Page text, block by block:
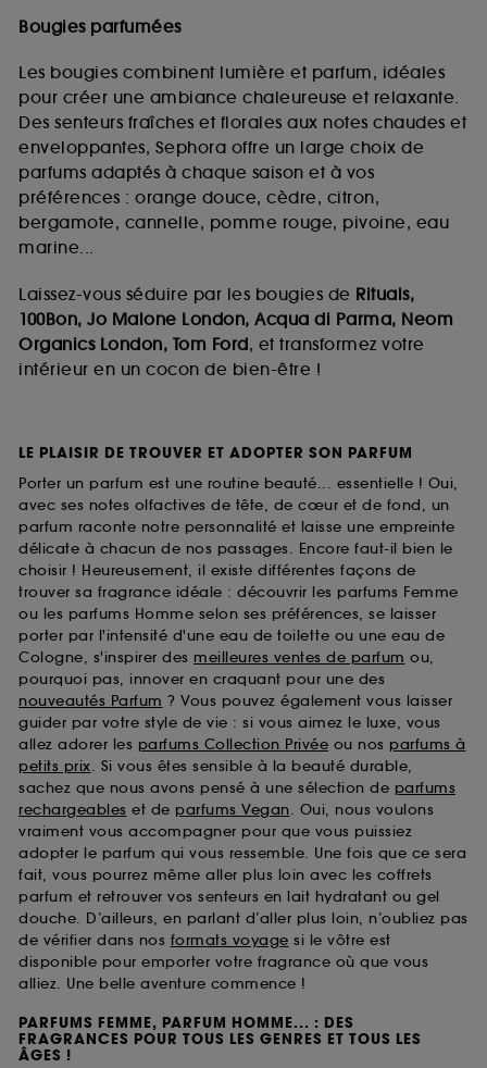
Bougies parfumées
Les bougies combinent lumière et parfum, idéales
pour créer une ambiance chaleureuse et relaxante.
Des senteurs fraîches et florales aux notes chaudes et
enveloppantes, Sephora offre un large choix de
parfums adaptés à chaque saison et à vos
préférences : orange douce, cèdre, citron,
bergamote, cannelle, pomme rouge, pivoine, eau
marine...
Laissez-vous séduire par les bougies de Rituals,
100Bon, Jo Malone London, Acqua di Parma, Neom
Organics London, Tom Ford, et transformez votre
intérieur en un cocon de bien-être !
LE PLAISIR DE TROUVER ET ADOPTER SON PARFUM
Porter un parfum est une routine beauté... essentielle ! Oui,
avec ses notes olfactives de tête, de cœur et de fond, un
parfum raconte notre personnalité et laisse une empreinte
délicate à chacun de nos passages. Encore faut-il bien le
choisir ! Heureusement, il existe différentes façons de
trouver sa fragrance idéale : découvrir les parfums Femme
ou les parfums Homme selon ses préférences, se laisser
porter par l'intensité d'une eau de toilette ou une eau de
Cologne, s'inspirer des meilleures ventes de parfum ou,
pourquoi pas, innover en craquant pour une des
nouveautés Parfum ? Vous pouvez également vous laisser
guider par votre style de vie : si vous aimez le luxe, vous
allez adorer les parfums Collection Privée ou nos parfums à
petits prix. Si vous êtes sensible à la beauté durable,
sachez que nous avons pensé à une sélection de parfums
rechargeables et de parfums Vegan. Oui, nous voulons
vraiment vous accompagner pour que vous puissiez
adopter le parfum qui vous ressemble. Une fois que ce sera
fait, vous pourrez même aller plus loin avec les coffrets
parfum et retrouver vos senteurs en lait hydratant ou gel
douche. D’ailleurs, en parlant d’aller plus loin, n’oubliez pas
de vérifier dans nos formats voyage si le vôtre est
disponible pour emporter votre fragrance où que vous
alliez. Une belle aventure commence !
PARFUMS FEMME, PARFUM HOMME... : DES
FRAGRANCES POUR TOUS LES GENRES ET TOUS LES
ÂGES !